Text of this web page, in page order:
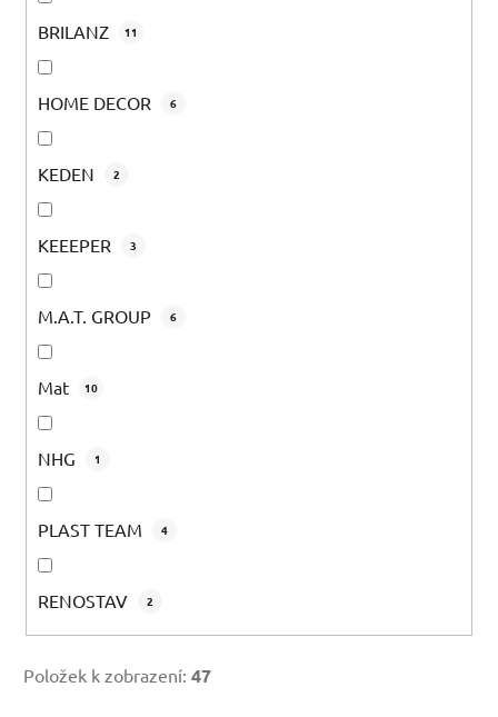
BRILANZ 11
HOME DECOR 6
KEDEN 2
KEEEPER 3
M.A.T. GROUP 6
Mat 10
NHG 1
PLAST TEAM 4
RENOSTAV 2
Položek k zobrazení: 47